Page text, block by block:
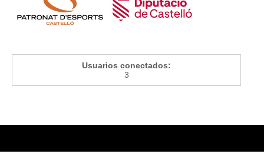
Usuarios conectados:
3